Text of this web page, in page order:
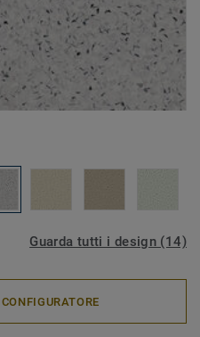
Guarda tutti i design (14)